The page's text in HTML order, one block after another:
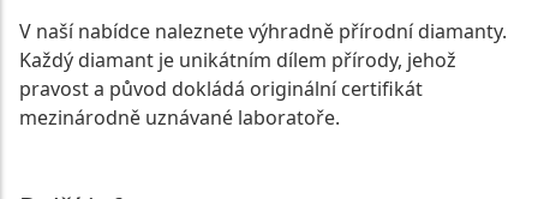
V naší nabídce naleznete výhradně přírodní diamanty.
Každý diamant je unikátním dílem přírody, jehož
pravost a původ dokládá originální certifikát
mezinárodně uznávané laboratoře.